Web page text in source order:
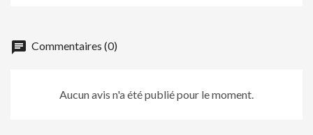
chat Commentaires (0)
Aucun avis n'a été publié pour le moment.